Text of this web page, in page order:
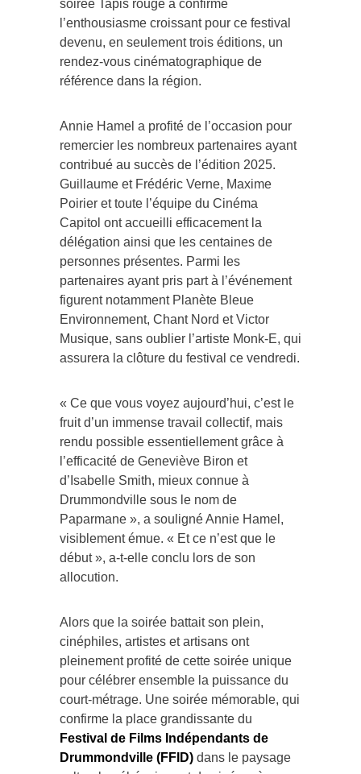
soirée Tapis rouge a confirmé
l’enthousiasme croissant pour ce festival
devenu, en seulement trois éditions, un
rendez-vous cinématographique de
référence dans la région.
Annie Hamel a profité de l’occasion pour
remercier les nombreux partenaires ayant
contribué au succès de l’édition 2025.
Guillaume et Frédéric Verne, Maxime
Poirier et toute l’équipe du Cinéma
Capitol ont accueilli efficacement la
délégation ainsi que les centaines de
personnes présentes. Parmi les
partenaires ayant pris part à l’événement
figurent notamment Planète Bleue
Environnement, Chant Nord et Victor
Musique, sans oublier l’artiste Monk-E, qui
assurera la clôture du festival ce vendredi.
« Ce que vous voyez aujourd’hui, c’est le
fruit d’un immense travail collectif, mais
rendu possible essentiellement grâce à
l’efficacité de Geneviève Biron et
d’Isabelle Smith, mieux connue à
Drummondville sous le nom de
Paparmane », a souligné Annie Hamel,
visiblement émue. « Et ce n’est que le
début », a-t-elle conclu lors de son
allocution.
Alors que la soirée battait son plein,
cinéphiles, artistes et artisans ont
pleinement profité de cette soirée unique
pour célébrer ensemble la puissance du
court-métrage. Une soirée mémorable, qui
confirme la place grandissante du
Festival de Films Indépendants de
Drummondville (FFID) dans le paysage